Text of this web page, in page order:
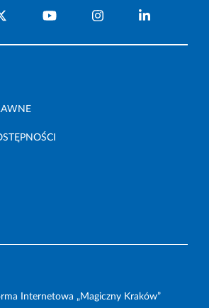
Internetowa „Magiczny Kraków”